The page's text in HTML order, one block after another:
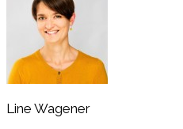
Line Wagener